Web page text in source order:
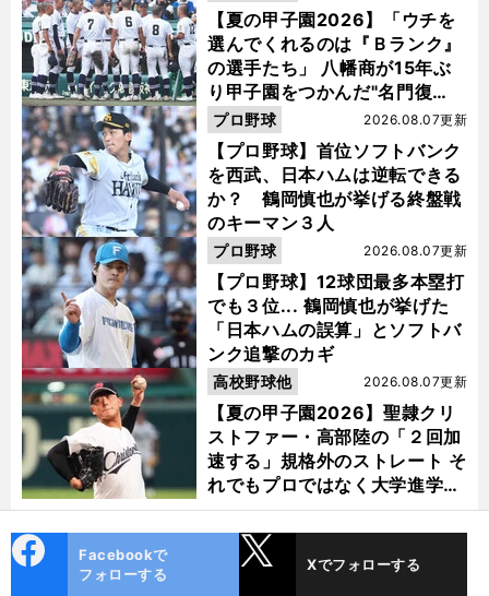
【夏の甲子園2026】「ウチを
選んでくれるのは『Ｂランク』
の選手たち」 八幡商が15年ぶ
り甲子園をつかんだ"名門復
活"の舞台裏
【プロ野球】首位ソフトバンク
を西武、日本ハムは逆転できる
か？ 鶴岡慎也が挙げる終盤戦
のキーマン３人
2026.08.07更新
プロ野球
【プロ野球】12球団最多本塁打
でも３位... 鶴岡慎也が挙げた
「日本ハムの誤算」とソフトバ
ンク追撃のカギ
2026.08.07更新
プロ野球
【夏の甲子園2026】聖隷クリ
ストファー・高部陸の「２回加
速する」規格外のストレート そ
れでもプロではなく大学進学を
選ぶ理由
2026.08.07更新
高校野球他
ok
Facebookで
フォローする
Xでフォローする